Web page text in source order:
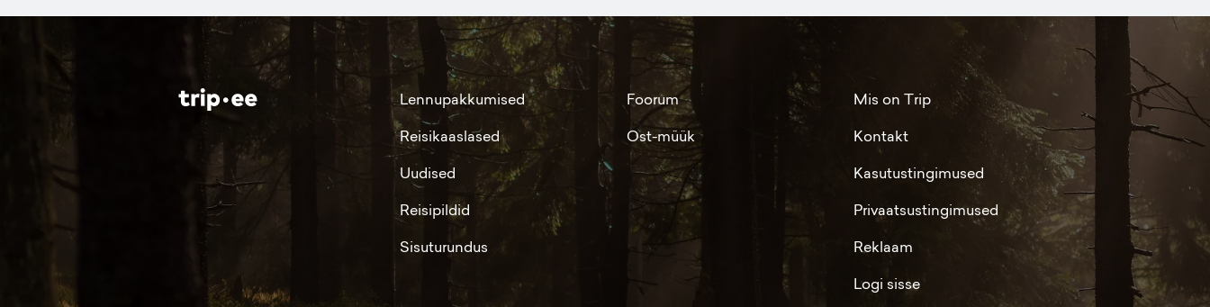
Lennupakkumised
Reisikaaslased
Uudised
Reisipildid
Sisuturundus
Foorum
Ost-müük
Mis on Trip
Kontakt
Kasutustingimused
Privaatsustingimused
Reklaam
Logi sisse